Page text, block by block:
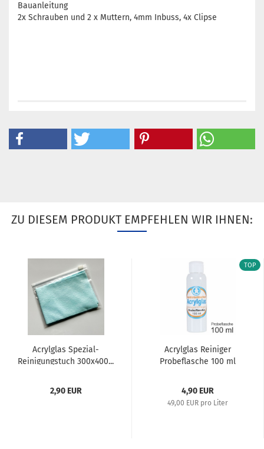
Bauanleitung
2x Schrauben und 2 x Muttern, 4mm Inbuss, 4x Clipse
ZU DIESEM PRODUKT EMPFEHLEN WIR IHNEN:
Acrylglas Spezial-
Reinigungstuch 300x400...
2,90 EUR
TOP
Acrylglas Reiniger
Probeflasche 100 ml
4,90 EUR
49,00 EUR pro Liter